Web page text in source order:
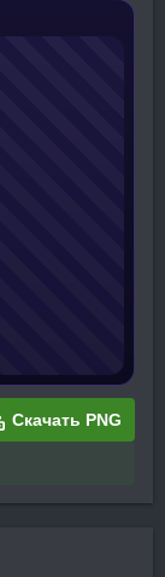
Скачать PNG